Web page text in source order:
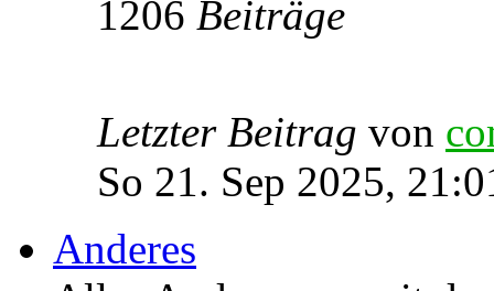
1206 Beiträge
Letzter Beitrag von
So 21. Sep 2025,
Anderes